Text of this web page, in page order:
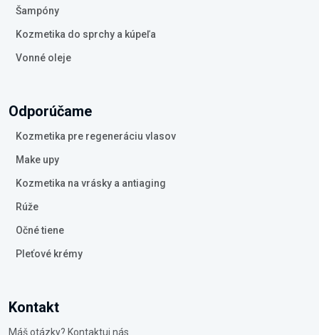
Šampóny
Kozmetika do sprchy a kúpeľa
Vonné oleje
Odporúčame
Kozmetika pre regeneráciu vlasov
Make upy
Kozmetika na vrásky a antiaging
Rúže
Očné tiene
Pleťové krémy
Kontakt
Máš otázky? Kontaktuj nás